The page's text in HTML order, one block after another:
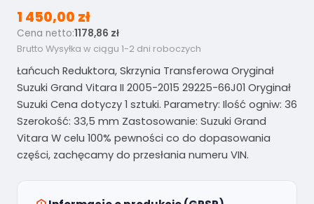
1 450,00 zł
Cena netto:1178,86 zł
Brutto Wysyłka w ciągu 1-2 dni roboczych
Łańcuch Reduktora, Skrzynia Transferowa Oryginał
Suzuki Grand Vitara II 2005-2015 29225-66J01 Oryginał
Suzuki Cena dotyczy 1 sztuki. Parametry: Ilość ogniw: 36
Szerokość: 33,5 mm Zastosowanie: Suzuki Grand
Vitara W celu 100% pewności co do dopasowania
części, zachęcamy do przesłania numeru VIN.